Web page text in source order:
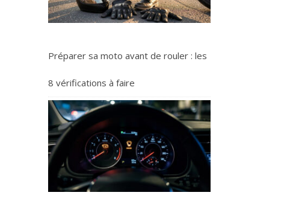
Préparer sa moto avant de rouler : les
8 vérifications à faire